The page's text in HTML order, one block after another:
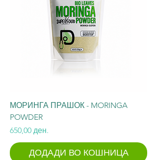
МОРИНГА ПРАШОК - MORINGA
POWDER
Price
650,00 ден.
ДОДАДИ ВО КОШНИЦА